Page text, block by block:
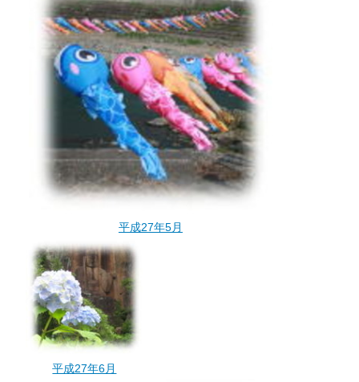
平成27年5月
平成27年6月